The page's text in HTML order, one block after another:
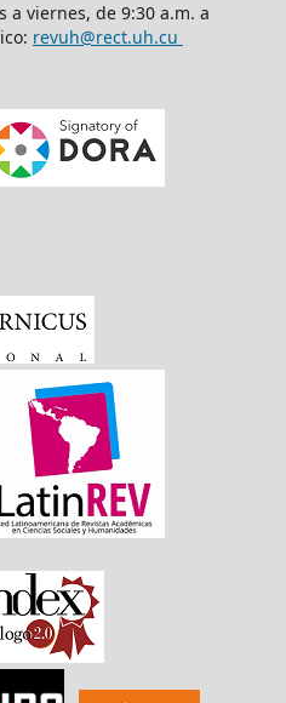
a viernes, de 9:30 a.m. a
revuh@rect.uh.cu